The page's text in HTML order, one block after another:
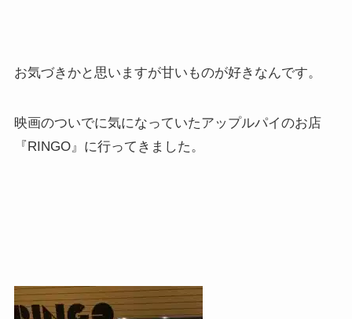
お気づきかと思いますが甘いものが好きなんです。
映画のついでに気になっていたアップルパイのお店
『RINGO』に行ってきました。